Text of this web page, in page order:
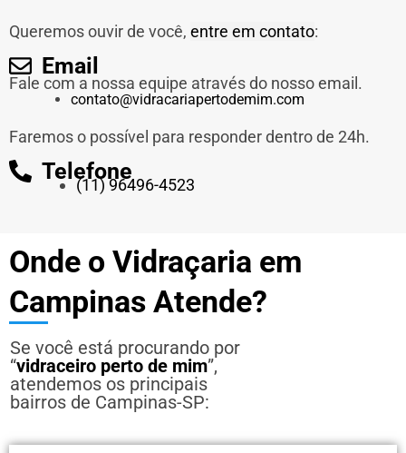
Queremos ouvir de você, entre em contato:
Email
Fale com a nossa equipe através do nosso email.
contato@vidracariapertodemim.com
Faremos o possível para responder dentro de 24h.
Telefone
(11) 96496-4523
Onde o Vidraçaria em
Campinas Atende?
Se você está procurando por
“vidraceiro perto de mim”,
atendemos os principais
bairros de Campinas-SP: